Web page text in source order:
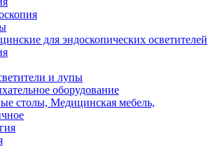
для эндоскопических осветителей
и лупы
оборудование
столы, Медицинская мебель,